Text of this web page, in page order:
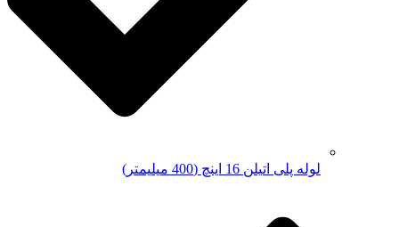
لوله پلی اتیلن 16 اینچ (400 میلیمتر)